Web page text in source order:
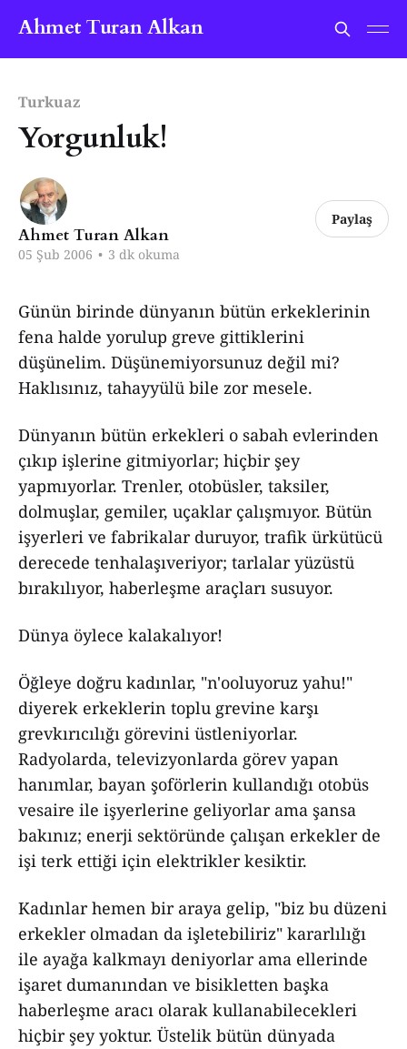
Ahmet Turan Alkan
Turkuaz
Yorgunluk!
Ahmet Turan Alkan
05 Şub 2006 • 3 dk okuma
Paylaş
Günün birinde dünyanın bütün erkeklerinin
fena halde yorulup greve gittiklerini
düşünelim. Düşünemiyorsunuz değil mi?
Haklısınız, tahayyülü bile zor mesele.
Dünyanın bütün erkekleri o sabah evlerinden
çıkıp işlerine gitmiyorlar; hiçbir şey
yapmıyorlar. Trenler, otobüsler, taksiler,
dolmuşlar, gemiler, uçaklar çalışmıyor. Bütün
işyerleri ve fabrikalar duruyor, trafik ürkütücü
derecede tenhalaşıveriyor; tarlalar yüzüstü
bırakılıyor, haberleşme araçları susuyor.
Dünya öylece kalakalıyor!
Öğleye doğru kadınlar, "n'ooluyoruz yahu!"
diyerek erkeklerin toplu grevine karşı
grevkırıcılığı görevini üstleniyorlar.
Radyolarda, televizyonlarda görev yapan
hanımlar, bayan şoförlerin kullandığı otobüs
vesaire ile işyerlerine geliyorlar ama şansa
bakınız; enerji sektöründe çalışan erkekler de
işi terk ettiği için elektrikler kesiktir.
Kadınlar hemen bir araya gelip, "biz bu düzeni
erkekler olmadan da işletebiliriz" kararlılığı
ile ayağa kalkmayı deniyorlar ama ellerinde
işaret dumanından ve bisikletten başka
haberleşme aracı olarak kullanabilecekleri
hiçbir şey yoktur. Üstelik bütün dünyada